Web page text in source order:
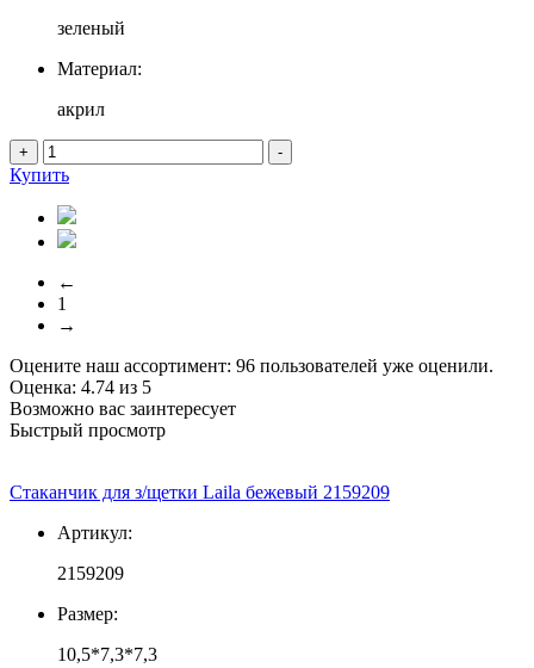
зеленый
Материал:
акрил
+ -
Купить
←
1
→
Оцените наш ассортимент: 96 пользователей уже оценили.
Оценка: 4.74 из 5
Возможно вас заинтересует
Быстрый просмотр
Стаканчик для з/щетки Laila бежевый 2159209
Артикул:
2159209
Размер:
10,5*7,3*7,3